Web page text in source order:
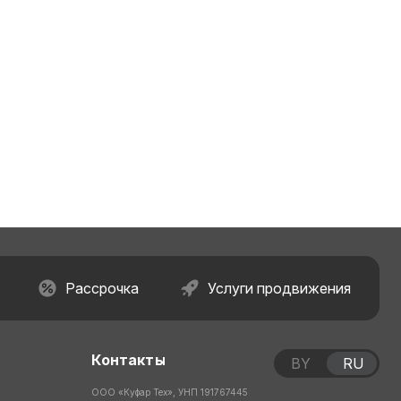
Рассрочка Услуги продвижения
Контакты
ООО «Куфар Тех», УНП 191767445
BY RU